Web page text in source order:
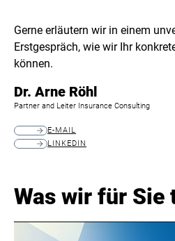
Gerne erläutern wir in einem
Erstgespräch, wie wir Ihr
können.
Dr. Arne Röhl
Partner and Leiter Insurance Consulting
E-MAIL
LINKEDIN
Was wir für Sie